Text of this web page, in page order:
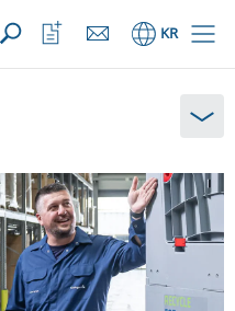
Products) 열기
KR
관
심
목